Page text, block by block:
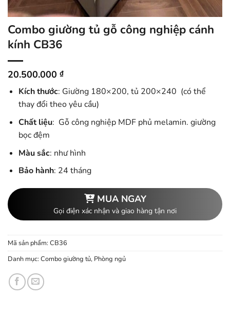
Combo giường tủ gỗ công nghiệp cánh
kính CB36
20.500.000 ₫
Kích thước: Giường 180×200, tủ 200×240 (có thể
thay đổi theo yêu cầu)
Chất liệu: Gỗ công nghiệp MDF phủ melamin. giường
bọc đệm
Màu sắc: như hình
Bảo hành: 24 tháng
MUA NGAY
Gọi điện xác nhận và giao hàng tận nơi
Mã sản phẩm: CB36
Danh mục: Combo giường tủ, Phòng ngủ